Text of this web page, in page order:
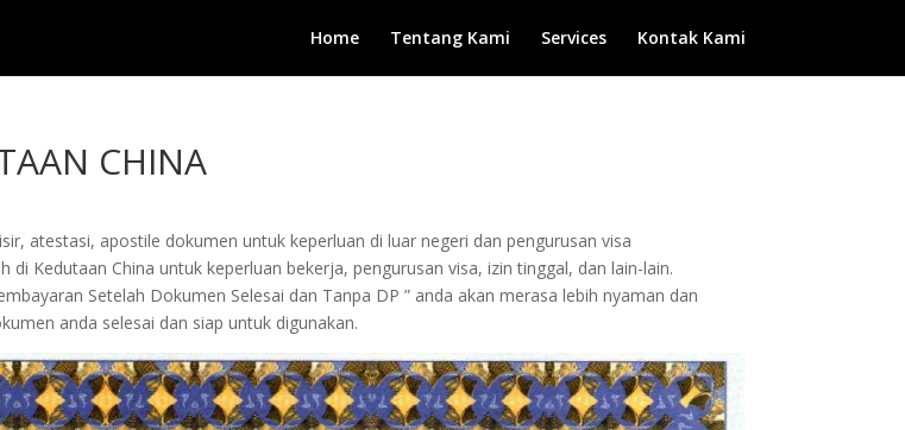
Home Tentang Kami Services Kontak Kami
CHINA
atestasi, apostile dokumen untuk keperluan di luar negeri dan pengurusan visa
Kedutaan China untuk keperluan bekerja, pengurusan visa, izin tinggal, dan lain-lain.
Setelah Dokumen Selesai dan Tanpa DP ” anda akan merasa lebih nyaman dan
anda selesai dan siap untuk digunakan.